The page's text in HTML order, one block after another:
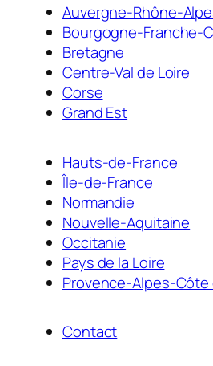
Auvergne-Rhône-
Bourgogne-Franche-
Bretagne
Centre-Val de Loire
Corse
Grand Est
Hauts-de-France
Île-de-France
Normandie
Nouvelle-Aquitaine
Occitanie
Pays de la Loire
Provence-Alpes-Côte
Contact